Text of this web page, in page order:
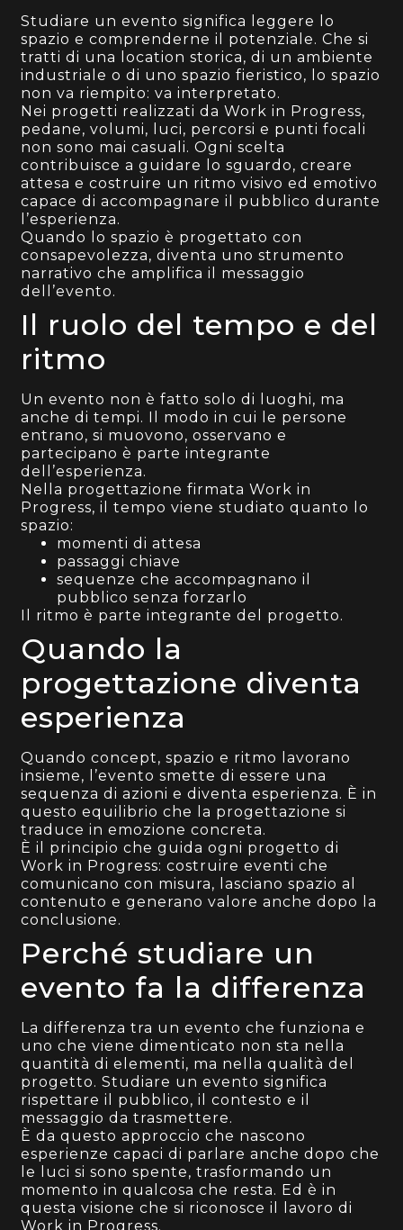
Studiare un evento significa leggere lo
spazio e comprenderne il potenziale. Che si
tratti di una location storica, di un ambiente
industriale o di uno spazio fieristico, lo spazio
non va riempito: va interpretato.
Nei progetti realizzati da Work in Progress,
pedane, volumi, luci, percorsi e punti focali
non sono mai casuali. Ogni scelta
contribuisce a guidare lo sguardo, creare
attesa e costruire un ritmo visivo ed emotivo
capace di accompagnare il pubblico durante
l’esperienza.
Quando lo spazio è progettato con
consapevolezza, diventa uno strumento
narrativo che amplifica il messaggio
dell’evento.
Il ruolo del tempo e del
ritmo
Un evento non è fatto solo di luoghi, ma
anche di tempi. Il modo in cui le persone
entrano, si muovono, osservano e
partecipano è parte integrante
dell’esperienza.
Nella progettazione firmata Work in
Progress, il tempo viene studiato quanto lo
spazio:
momenti di attesa
passaggi chiave
sequenze che accompagnano il
pubblico senza forzarlo
Il ritmo è parte integrante del progetto.
Quando la
progettazione diventa
esperienza
Quando concept, spazio e ritmo lavorano
insieme, l’evento smette di essere una
sequenza di azioni e diventa esperienza. È in
questo equilibrio che la progettazione si
traduce in emozione concreta.
È il principio che guida ogni progetto di
Work in Progress: costruire eventi che
comunicano con misura, lasciano spazio al
contenuto e generano valore anche dopo la
conclusione.
Perché studiare un
evento fa la differenza
La differenza tra un evento che funziona e
uno che viene dimenticato non sta nella
quantità di elementi, ma nella qualità del
progetto. Studiare un evento significa
rispettare il pubblico, il contesto e il
messaggio da trasmettere.
È da questo approccio che nascono
esperienze capaci di parlare anche dopo che
le luci si sono spente, trasformando un
momento in qualcosa che resta. Ed è in
questa visione che si riconosce il lavoro di
Work in Progress.